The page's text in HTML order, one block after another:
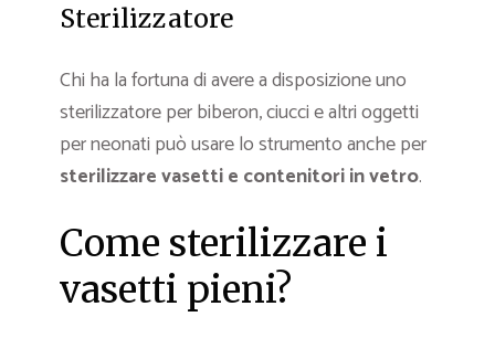
Sterilizzatore
Chi ha la fortuna di avere a disposizione uno
sterilizzatore per biberon, ciucci e altri oggetti
per neonati può usare lo strumento anche per
sterilizzare vasetti e contenitori in vetro.
Come sterilizzare i
vasetti pieni?